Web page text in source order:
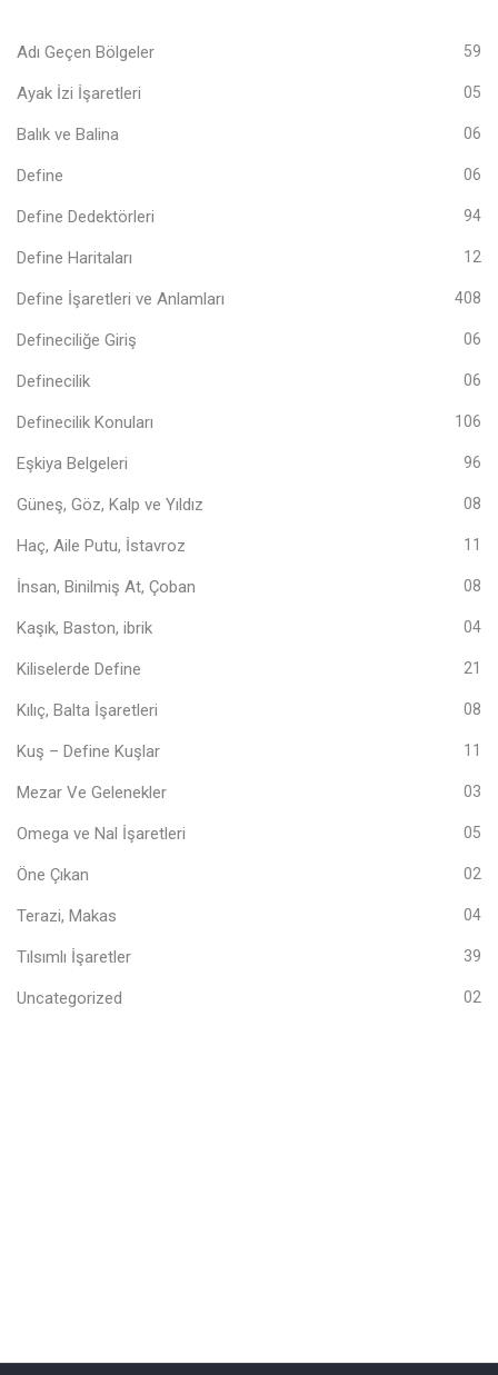
Adı Geçen Bölgeler 59
Ayak İzi İşaretleri 05
Balık ve Balina 06
Define 06
Define Dedektörleri 94
Define Haritaları 12
Define İşaretleri ve Anlamları 408
Defineciliğe Giriş 06
Definecilik 06
Definecilik Konuları 106
Eşkiya Belgeleri 96
Güneş, Göz, Kalp ve Yıldız 08
Haç, Aile Putu, İstavroz 11
İnsan, Binilmiş At, Çoban 08
Kaşık, Baston, ibrik 04
Kiliselerde Define 21
Kılıç, Balta İşaretleri 08
Kuş – Define Kuşlar 11
Mezar Ve Gelenekler 03
Omega ve Nal İşaretleri 05
Öne Çıkan 02
Terazi, Makas 04
Tılsımlı İşaretler 39
Uncategorized 02